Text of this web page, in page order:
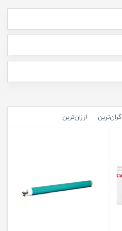
گران‌ترین ارزان‌ترین